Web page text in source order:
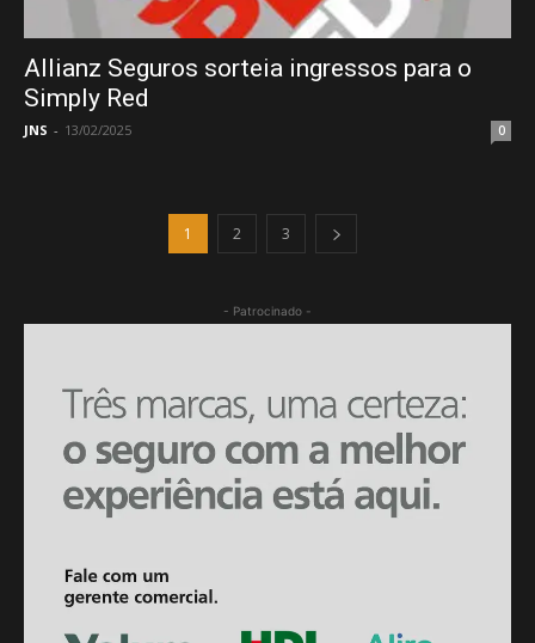
Allianz Seguros sorteia ingressos para o
Simply Red
JNS - 13/02/2025 0
1 2 3
- Patrocinado -